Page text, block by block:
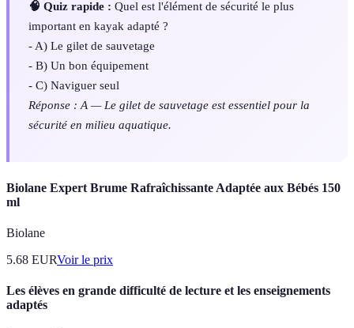
🧠 Quiz rapide : Quel est l'élément de sécurité le plus
important en kayak adapté ?
- A) Le gilet de sauvetage
- B) Un bon équipement
- C) Naviguer seul
Réponse : A — Le gilet de sauvetage est essentiel pour la
sécurité en milieu aquatique.
Biolane Expert Brume Rafraîchissante Adaptée aux Bébés 150
ml
Biolane
5.68 EURVoir le prix
Les élèves en grande difficulté de lecture et les enseignements
adaptés